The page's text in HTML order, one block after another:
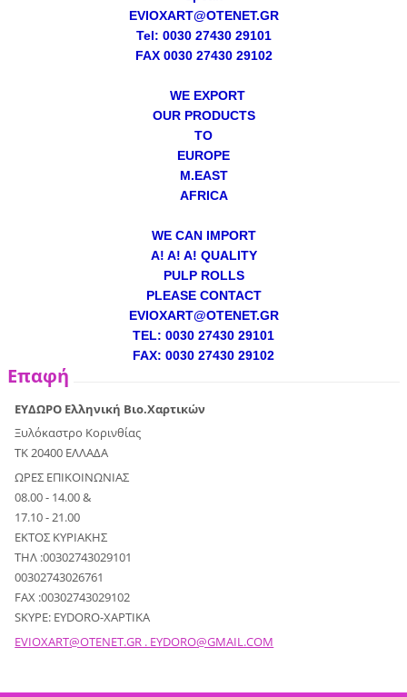
EVIOXART@OTENET.GR
Tel: 0030 27430 29101
FAX 0030 27430 29102
WE EXPORT
OUR PRODUCTS
TO
EUROPE
M.EAST
AFRICA
WE CAN IMPORT
A! A! A! QUALITY
PULP ROLLS
PLEASE CONTACT
EVIOXART@OTENET.GR
TEL: 0030 27430 29101
FAX: 0030 27430 29102
Επαφή
ΕΥΔΩΡΟ Ελληνική Βιο.Χαρτικών
Ξυλόκαστρο Κορινθίας
ΤΚ 20400 ΕΛΛΑΔΑ
ΩΡΕΣ ΕΠΙΚΟΙΝΩΝΙΑΣ
08.00 - 14.00 &
17.10 - 21.00
ΕΚΤΟΣ ΚΥΡΙΑΚΗΣ
ΤΗΛ :00302743029101
00302743026761
FAX :00302743029102
SKYPE: EYDORO-XAPTIKA
EVIOXART@OTENET.GR . EYDORO@GMAIL.COM